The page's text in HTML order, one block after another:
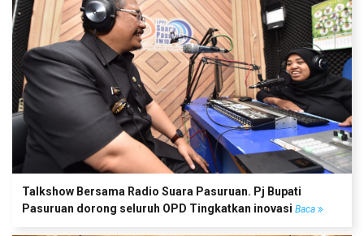
Talkshow Bersama Radio Suara Pasuruan. Pj Bupati
Pasuruan dorong seluruh OPD Tingkatkan inovasi Baca